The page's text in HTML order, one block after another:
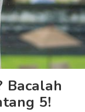
Bacalah
5!